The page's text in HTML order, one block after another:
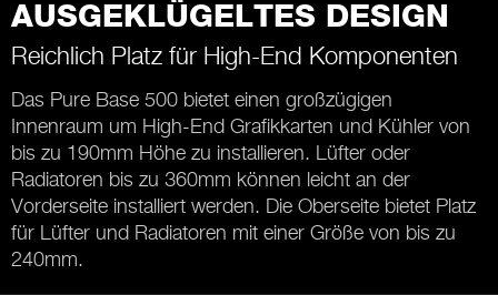
AUSGEKLÜGELTES DESIGN
Reichlich Platz für High-End Komponenten
Das Pure Base 500 bietet einen großzügigen
Innenraum um High-End Grafikkarten und Kühler von
bis zu 190mm Höhe zu installieren. Lüfter oder
Radiatoren bis zu 360mm können leicht an der
Vorderseite installiert werden. Die Oberseite bietet Platz
für Lüfter und Radiatoren mit einer Größe von bis zu
240mm.